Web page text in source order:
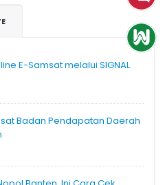
E-Samsat melalui SIGNAL
Badan Pendapatan Daerah